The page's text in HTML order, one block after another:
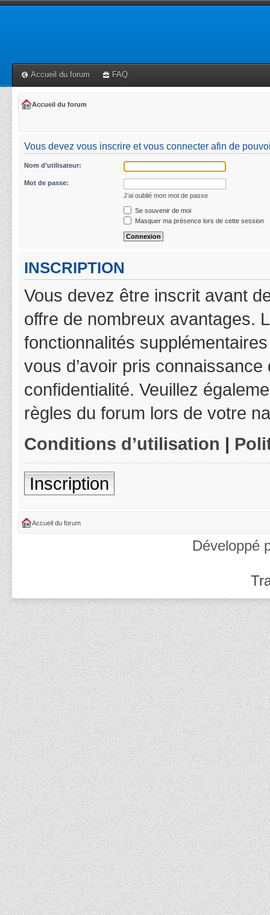
Accueil du forum FAQ
Accueil du forum
Vous devez vous inscrire et vous connecter afin de
Nom d’utilisateur:
Mot de passe:
J’ai oublié mon mot de passe
Se souvenir de moi
Masquer ma présence lors de cette session
INSCRIPTION
Vous devez être inscrit avant
offre de nombreux avantages.
fonctionnalités
vous d’avoir pris
confidentialité. Veuillez
règles du forum lors de votre
Conditions d’utilisation |
Inscription
Accueil du forum
Développé